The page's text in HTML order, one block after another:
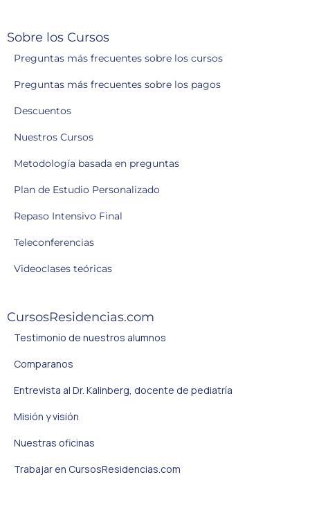
Sobre los Cursos
Preguntas más frecuentes sobre los cursos
Preguntas más frecuentes sobre los pagos
Descuentos
Nuestros Cursos
Metodología basada en preguntas
Plan de Estudio Personalizado
Repaso Intensivo Final
Teleconferencias
Videoclases teóricas
CursosResidencias.com
Testimonio de nuestros alumnos
Comparanos
Entrevista al Dr. Kalinberg, docente de pediatría
Misión y visión
Nuestras oficinas
Trabajar en CursosResidencias.com